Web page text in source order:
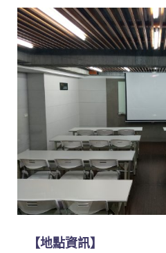
【地點資訊】